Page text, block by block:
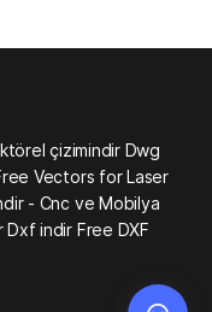
çizimindir Dwg
Vectors for Laser
- Cnc ve Mobilya
indir Free DXF